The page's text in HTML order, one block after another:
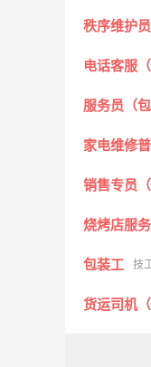
秩序维护员
服务员（包
家电维修
销售专员（
烧烤店服
包装工 技
货运司机